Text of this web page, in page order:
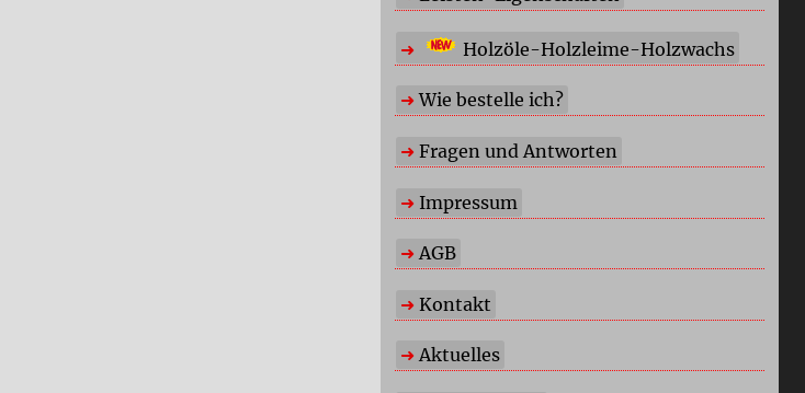
Holzöle-Holzleime-Holzwachs
Wie bestelle ich?
Fragen und Antworten
Impressum
AGB
Kontakt
Aktuelles